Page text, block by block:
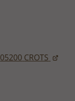
05200 CROTS